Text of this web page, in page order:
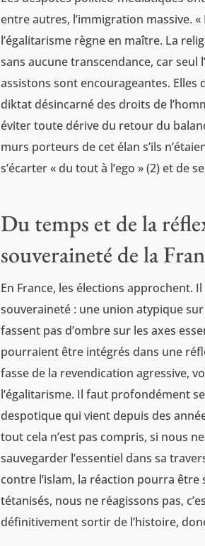
entre autres, l’immigration massive.
l’égalitarisme règne en maître. La
sans aucune transcendance, car seul
assistons sont encourageantes. Elles
diktat désincarné des droits de
éviter toute dérive du retour du
murs porteurs de cet élan s’ils
s’écarter « du tout à l’ego » (2) et de
Du temps et de la
souveraineté de la
En France, les élections approchent.
souveraineté : une union atypique
fassent pas d’ombre sur les axes
pourraient être intégrés dans une
fasse de la revendication agressive,
l’égalitarisme. Il faut profondément
despotique qui vient depuis des
tout cela n’est pas compris, si nous
sauvegarder l’essentiel dans sa
contre l’islam, la réaction pourra
tétanisés, nous ne réagissons pas,
définitivement sortir de l’histoire,